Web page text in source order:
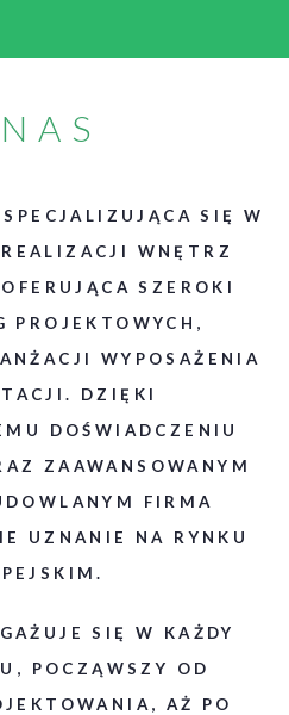
SIĘ W
WNĘTRZ
SZEROKI
PROJEKTOWYCH,
WYPOSAŻENIA
DZIĘKI
DOŚWIADCZENIU
ZAAWANSOWANYM
FIRMA
UZNANIE NA RYNKU
SIĘ W KAŻDY
POCZĄWSZY OD
AŻ PO